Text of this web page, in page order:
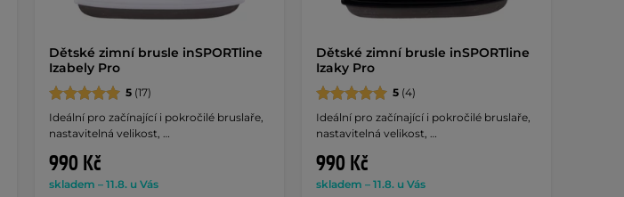
Dětské zimní brusle inSPORTline
Izabely Pro
5(17)
Ideální pro začínající i pokročilé bruslaře,
nastavitelná velikost, …
990 Kč
skladem – 11.8. u Vás
Dětské zimní brusle inSPORTline
Izaky Pro
5(4)
Ideální pro začínající i pokročilé bruslaře,
nastavitelná velikost, …
990 Kč
skladem – 11.8. u Vás